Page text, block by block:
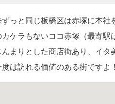
っと同じ板橋区は赤塚に本社
ケラもないココ赤塚（最寄
んまりとした商店街あり、イタ
度は訪れる価値のある街です